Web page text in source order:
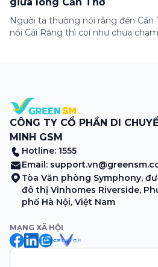
Người ta thường nói rằng đến Cần
nổi Cái Răng thì coi như chưa
CÔNG TY CỔ PHẦN DI
MINH GSM
Hotline: 1555
Email:
Tòa Văn phòng Symphony,
đô thị Vinhomes Riverside,
phố Hà Nội, Việt Nam
MẠNG XÃ HỘI